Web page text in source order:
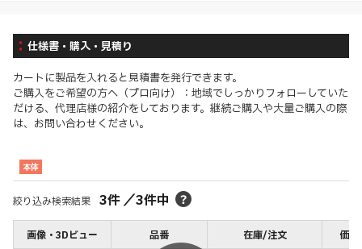
仕様書・購入・見積り
カートに製品を入れると見積書を発行できます。
ご購入をご希望の方へ（プロ向け）：地域でしっかりフォローしていた
だける、代理店様の紹介をしております。継続ご購入や大量ご購入の際
は、お問い合わせください。
本体
絞り込み検索結果 3件／3件中
画像・3Dビュー 品番 在庫/注文 価格